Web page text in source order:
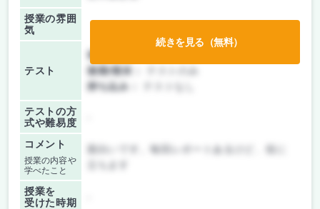
授業の雰囲
気
テスト
前期/中間：
後期/期末：
持ち込み：
テストの方
式や難易度
コメント
授業の内容や
学べたこと
面白いです。毎回レポートあるけど、役に
授業を
受けた時期
続きを見る（無料）